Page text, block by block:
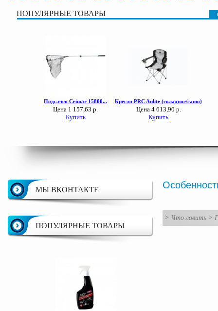
ПОПУЛЯРНЫЕ ТОВАРЫ
МЫ ВКОНТАКТЕ
ПОПУЛЯРНЫЕ ТОВАРЫ
> Что ловить >